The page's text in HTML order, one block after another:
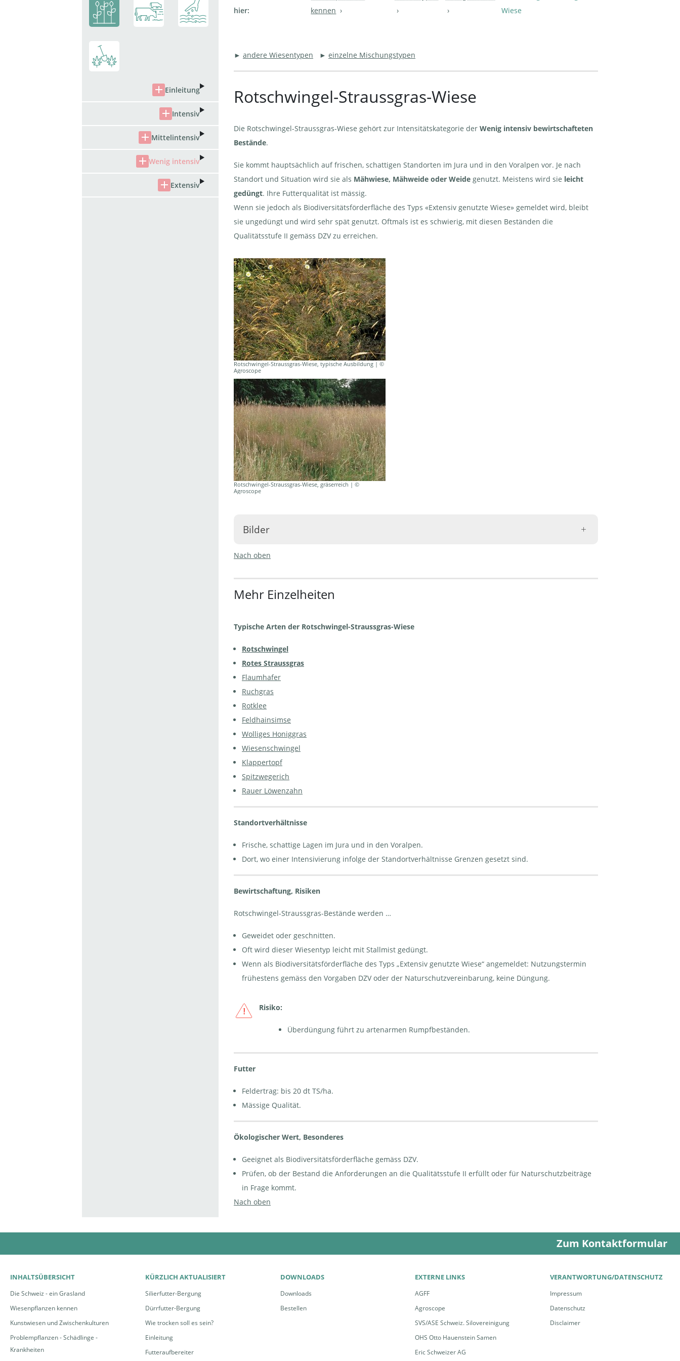
hier:
kennen
Wiese
► andere Wiesentypen ► einzelne Mischungstypen
Rotschwingel-Straussgras-Wiese
Die Rotschwingel-Straussgras-Wiese gehört zur Intensitätskategorie der Wenig intensiv bewirtschafteten
Bestände.
Sie kommt hauptsächlich auf frischen, schattigen Standorten im Jura und in den Voralpen vor. Je nach
Standort und Situation wird sie als Mähwiese, Mähweide oder Weide genutzt. Meistens wird sie leicht
gedüngt. Ihre Futterqualität ist mässig.
Wenn sie jedoch als Biodiversitätsförderfläche des Typs «Extensiv genutzte Wiese» gemeldet wird, bleibt
sie ungedüngt und wird sehr spät genutzt. Oftmals ist es schwierig, mit diesen Beständen die
Qualitätsstufe II gemäss DZV zu erreichen.
Rotschwingel-Straussgras-Wiese, typische Ausbildung | ©
Agroscope
Rotschwingel-Straussgras-Wiese, gräserreich | ©
Agroscope
Bilder
W.Dietl
| © W.Dietl
Rotschwingel-Straussgras-Wiese,
im frühen Frühjahr | © W.Dietl
Nach oben
Mehr Einzelheiten
Typische Arten der Rotschwingel-Straussgras-Wiese
Rotschwingel
Rotes Straussgras
Flaumhafer
Ruchgras
Rotklee
Feldhainsimse
Wolliges Honiggras
Wiesenschwingel
Klappertopf
Spitzwegerich
Rauer Löwenzahn
Standortverhältnisse
Frische, schattige Lagen im Jura und in den Voralpen.
Dort, wo einer Intensivierung infolge der Standortverhältnisse Grenzen gesetzt sind.
Bewirtschaftung, Risiken
Rotschwingel-Straussgras-Bestände werden …
Geweidet oder geschnitten.
Oft wird dieser Wiesentyp leicht mit Stallmist gedüngt.
Wenn als Biodiversitätsförderfläche des Typs „Extensiv genutzte Wiese“ angemeldet: Nutzungstermin
frühestens gemäss den Vorgaben DZV oder der Naturschutzvereinbarung, keine Düngung.
Risiko:
Überdüngung führt zu artenarmen Rumpfbeständen.
Futter
Feldertrag: bis 20 dt TS/ha.
Mässige Qualität.
Ökologischer Wert, Besonderes
Geeignet als Biodiversitätsförderfläche gemäss DZV.
Prüfen, ob der Bestand die Anforderungen an die Qualitätsstufe II erfüllt oder für Naturschutzbeiträge
in Frage kommt.
Nach oben
Zum Kontaktformular
INHALTSÜBERSICHT
Die Schweiz - ein Grasland
Wiesenpflanzen kennen
Kunstwiesen und Zwischenkulturen
Problempflanzen - Schädlinge -
Krankheiten
KÜRZLICH AKTUALISIERT
Silierfutter-Bergung
Dürrfutter-Bergung
Wie trocken soll es sein?
Einleitung
Futteraufbereiter
DOWNLOADS
Downloads
Bestellen
EXTERNE LINKS
AGFF
Agroscope
SVS/ASE Schweiz. Silovereinigung
OHS Otto Hauenstein Samen
Eric Schweizer AG
VERANTWORTUNG/DATENSCHUTZ
Impressum
Datenschutz
Disclaimer